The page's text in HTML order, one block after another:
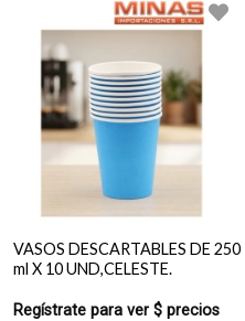
VASOS DESCARTABLES DE 250
ml X 10 UND,CELESTE.
Regístrate para ver $ precios